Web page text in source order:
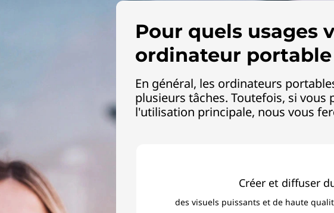
Pour quels usages
ordinateur portable
En général, les ordinateurs
plusieurs tâches. Toutefois, si vous
l'utilisation principale, nous vous
Créer et diffuser
des visuels puissants et de haute